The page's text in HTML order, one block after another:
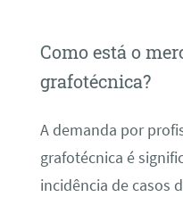
Como está o
grafotécnica?
A demanda por
grafotécnica é
incidência de casos